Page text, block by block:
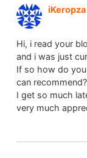
iKeropza
Hi, i read your
and i was just
If so how do
can recommend?
I get so much
very much